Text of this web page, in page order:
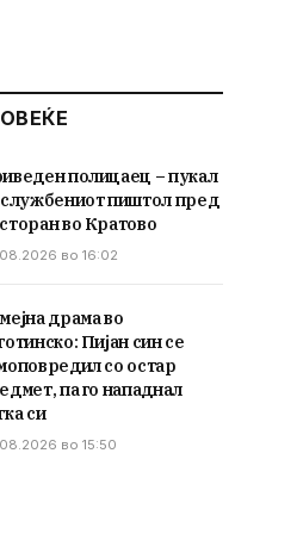
полицаец – пукал
службениот пиштол пред
во Кратово
во 16:02
драма во
Пијан син се
со остар
па го нападнал
си
во 15:50